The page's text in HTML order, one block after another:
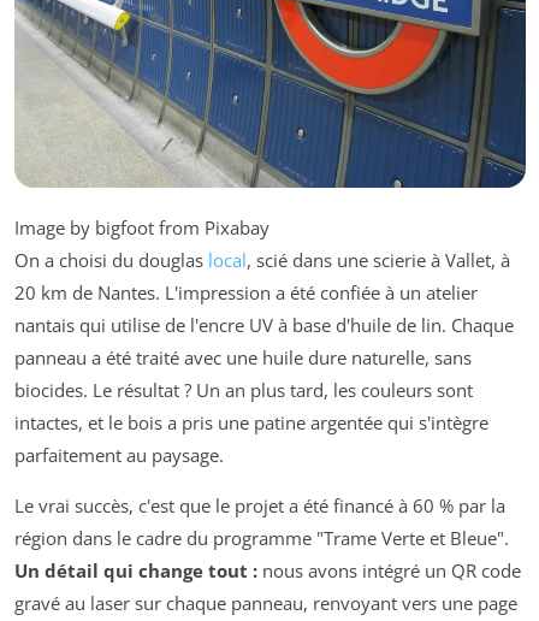
Image by bigfoot from Pixabay
On a choisi du douglas local, scié dans une scierie à Vallet, à
20 km de Nantes. L'impression a été confiée à un atelier
nantais qui utilise de l'encre UV à base d'huile de lin. Chaque
panneau a été traité avec une huile dure naturelle, sans
biocides. Le résultat ? Un an plus tard, les couleurs sont
intactes, et le bois a pris une patine argentée qui s'intègre
parfaitement au paysage.
Le vrai succès, c'est que le projet a été financé à 60 % par la
région dans le cadre du programme "Trame Verte et Bleue".
Un détail qui change tout : nous avons intégré un QR code
gravé au laser sur chaque panneau, renvoyant vers une page